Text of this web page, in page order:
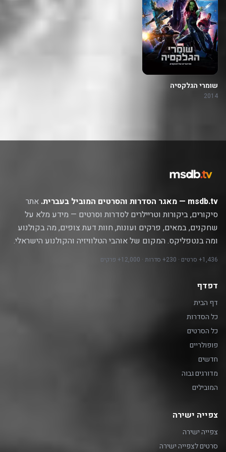
שומרי הגלקסיה
2014
msdb.tv — מאגר הסדרות והסרטים המוביל בעברית.
אתר
סיקורים, ביקורות וטריילרים לסדרות וסרטים — מידע מלא על
שחקנים, במאים, פרקים ועונות, חוות דעת צופים, מה בקולנוע
ומה בנטפליקס. המקום של אוהבי הטלוויזיה והקולנוע הישראלי.
1,436+ סרטים · 230+ סדרות · 12,000+ פרקים
דפדף
דף הבית
כל הסדרות
כל הסרטים
פופולריים
חדשים
מדורגים גבוה
המובילים
צפייה ישירה
צפייה ישירה
סרטים לצפייה ישירה